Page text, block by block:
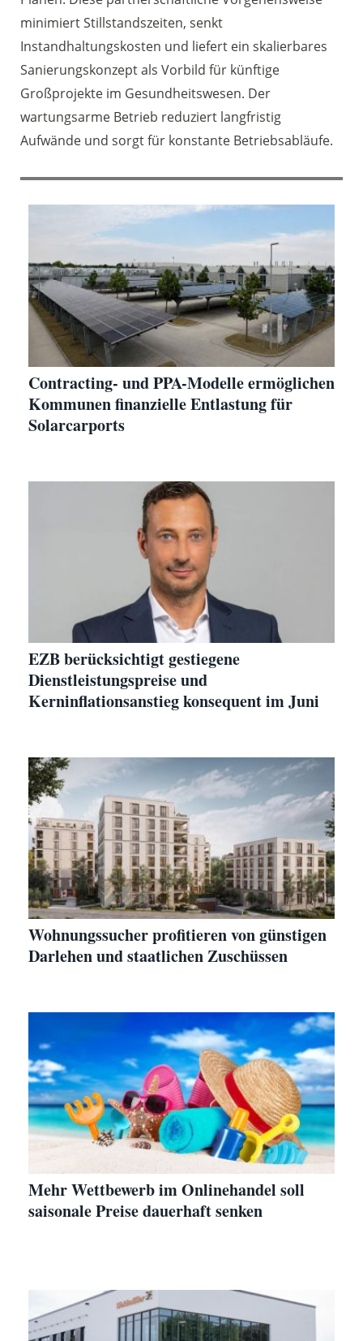
minimiert Stillstandszeiten, senkt
Instandhaltungskosten und liefert ein skalierbares
Sanierungskonzept als Vorbild für künftige
Großprojekte im Gesundheitswesen. Der
wartungsarme Betrieb reduziert langfristig
Aufwände und sorgt für konstante Betriebsabläufe.
Contracting- und PPA-Modelle ermöglichen
Kommunen finanzielle Entlastung für
Solarcarports
EZB berücksichtigt gestiegene
Dienstleistungspreise und
Kerninflationsanstieg konsequent im Juni
Wohnungssucher profitieren von günstigen
Darlehen und staatlichen Zuschüssen
Mehr Wettbewerb im Onlinehandel soll
saisonale Preise dauerhaft senken